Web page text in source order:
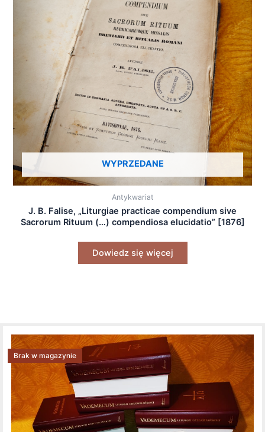
WYPRZEDANE
Antykwariat
J. B. Falise, „Liturgiae practicae compendium sive
Sacrorum Rituum (…) compendiosa elucidatio” [1876]
Dowiedz się więcej
Brak w magazynie